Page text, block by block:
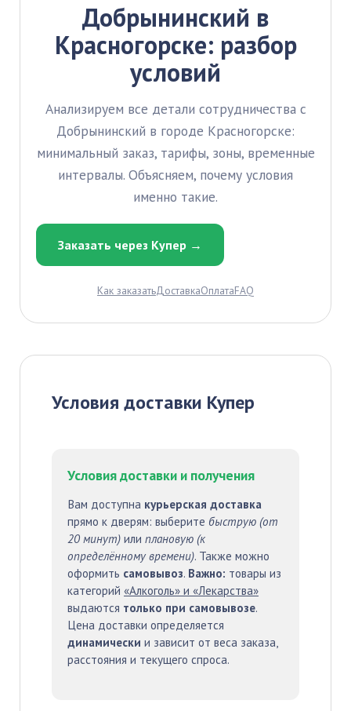
Добрынинский в
Красногорске: разбор
условий
Анализируем все детали сотрудничества с
Добрынинский в городе Красногорске:
минимальный заказ, тарифы, зоны, временные
интервалы. Объясняем, почему условия
именно такие.
Заказать через Купер →
Как заказатьДоставкаОплатаFAQ
Условия доставки Купер
Условия доставки и получения
Вам доступна курьерская доставка
прямо к дверям: выберите быструю (от
20 минут) или плановую (к
определённому времени). Также можно
оформить самовывоз. Важно: товары из
категорий «Алкоголь» и «Лекарства»
выдаются только при самовывозе.
Цена доставки определяется
динамически и зависит от веса заказа,
расстояния и текущего спроса.